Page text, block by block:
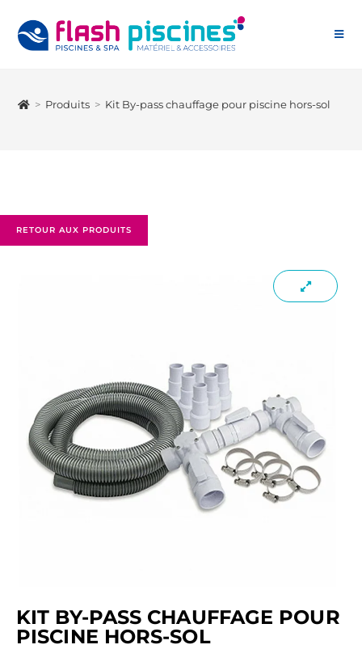
> Produits > Kit By-pass chauffage pour piscine hors-sol
KIT BY-PASS CHAUFFAGE POUR
PISCINE HORS-SOL